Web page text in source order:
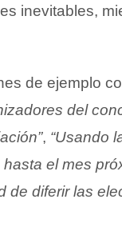
inevitables,
de ejemplo
del
, “Usando
hasta el mes
de diferir las